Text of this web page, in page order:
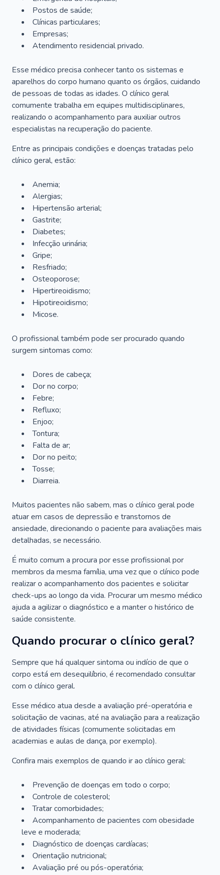
Postos de saúde;
Clínicas particulares;
Empresas;
Atendimento residencial privado.
Esse médico precisa conhecer tanto os sistemas e
aparelhos do corpo humano quanto os órgãos, cuidando
de pessoas de todas as idades. O clínico geral
comumente trabalha em equipes multidisciplinares,
realizando o acompanhamento para auxiliar outros
especialistas na recuperação do paciente.
Entre as principais condições e doenças tratadas pelo
clínico geral, estão:
Anemia;
Alergias;
Hipertensão arterial;
Gastrite;
Diabetes;
Infecção urinária;
Gripe;
Resfriado;
Osteoporose;
Hipertireoidismo;
Hipotireoidismo;
Micose.
O profissional também pode ser procurado quando
surgem sintomas como:
Dores de cabeça;
Dor no corpo;
Febre;
Refluxo;
Enjoo;
Tontura;
Falta de ar;
Dor no peito;
Tosse;
Diarreia.
Muitos pacientes não sabem, mas o clínico geral pode
atuar em casos de depressão e transtornos de
ansiedade, direcionando o paciente para avaliações mais
detalhadas, se necessário.
É muito comum a procura por esse profissional por
membros da mesma família, uma vez que o clínico pode
realizar o acompanhamento dos pacientes e solicitar
check-ups ao longo da vida. Procurar um mesmo médico
ajuda a agilizar o diagnóstico e a manter o histórico de
saúde consistente.
Quando procurar o clínico geral?
Sempre que há qualquer sintoma ou indício de que o
corpo está em desequilíbrio, é recomendado consultar
com o clínico geral.
Esse médico atua desde a avaliação pré-operatória e
solicitação de vacinas, até na avaliação para a realização
de atividades físicas (comumente solicitadas em
academias e aulas de dança, por exemplo).
Confira mais exemplos de quando ir ao clínico geral:
Prevenção de doenças em todo o corpo;
Controle de colesterol;
Tratar comorbidades;
Acompanhamento de pacientes com obesidade
leve e moderada;
Diagnóstico de doenças cardíacas;
Orientação nutricional;
Avaliação pré ou pós-operatória;